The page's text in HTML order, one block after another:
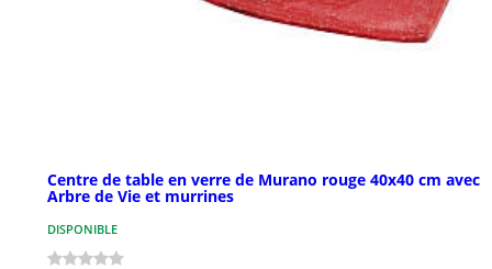
Centre de table en verre de Murano rouge 40x40 cm avec
Arbre de Vie et murrines
DISPONIBLE